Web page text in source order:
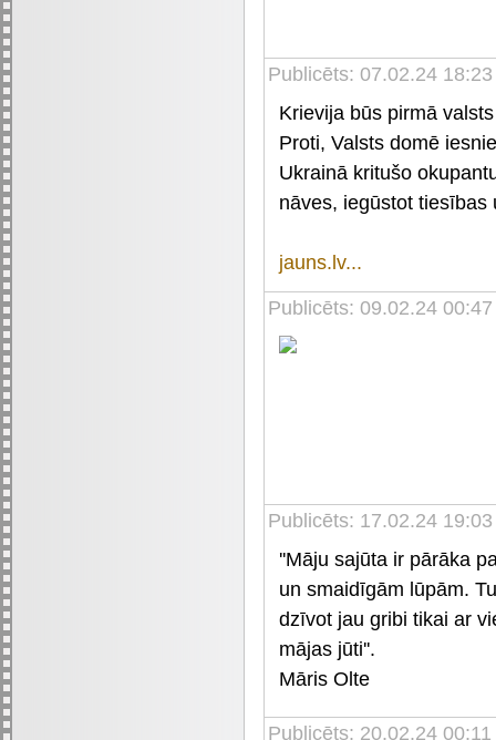
Publicēts: 07.02.24 18:23
Krievija būs pirmā
Proti, Valsts domē
Ukrainā kritušo
nāves, iegūstot tiesības
jauns.lv...
Publicēts: 09.02.24
Publicēts: 17.02.24 19:03
''Māju sajūta ir pārāka
un smaidīgām lūpām.
dzīvot jau gribi tikai ar
mājas jūti''.
Māris Olte
Publicēts: 20.02.24 00:11